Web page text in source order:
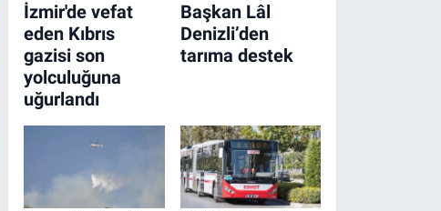
İzmir'de vefat
eden Kıbrıs
gazisi son
yolculuğuna
uğurlandı
Başkan Lâl
Denizli’den
tarıma destek